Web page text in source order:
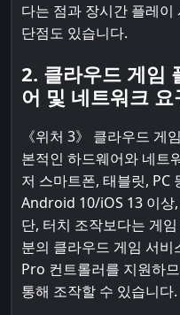
다는 점과 장시간 플레
단점도 있습니다.
2. 클라우드 게임
어 및 네트워크
《위처 3》 클라우드 게
본적인 하드웨어와 네트
저 스마트폰, 태블릿, PC
Android 10/iOS 13 이상
단, 터치 조작보다는 게
분의 클라우드 게임 서
Pro 컨트롤러를 지원하
통해 조작할 수 있습니다.